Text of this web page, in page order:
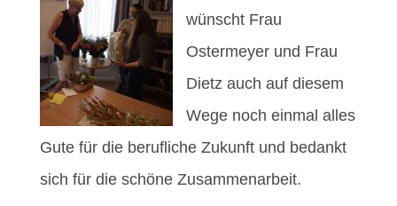
wünscht Frau
Ostermeyer und Frau
Dietz auch auf diesem
Wege noch einmal alles
Gute für die berufliche Zukunft und bedankt
sich für die schöne Zusammenarbeit.